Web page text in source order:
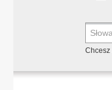
Chcesz